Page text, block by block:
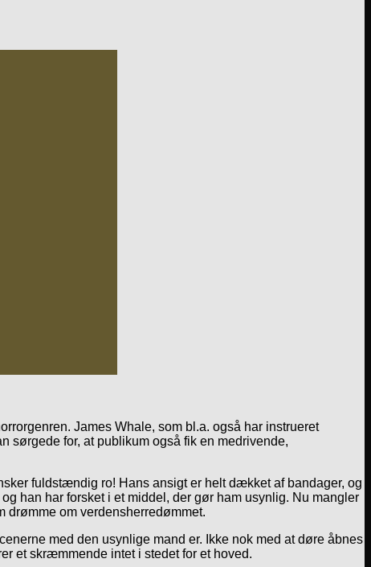
James Whale, som bl.a. også har instrueret
sørgede for, at publikum også fik en medrivende,
fuldstændig ro! Hans ansigt er helt dækket af bandager, og
han har forsket i et middel, der gør ham usynlig. Nu mangler
drømme om verdensherredømmet.
med den usynlige mand er. Ikke nok med at døre åbnes
et skræmmende intet i stedet for et hoved.